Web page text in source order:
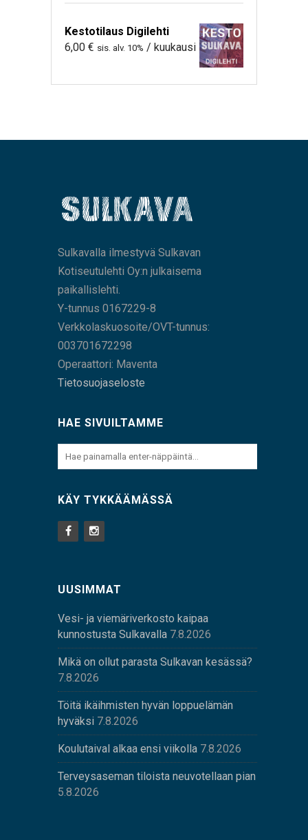
Kestotilaus Digilehti
6,00 € sis. alv. 10% / kuukausi
Sulkavalla ilmestyvä Sulkavan
Kotiseutulehti Oy:n julkaisema
paikallislehti.
Y-tunnus 0167229-8
Verkkolaskuosoite/OVT-tunnus:
003701672298
Operaattori: Maventa
Tietosuojaseloste
HAE SIVUILTAMME
KÄY TYKKÄÄMÄSSÄ
UUSIMMAT
Vesi- ja viemäriverkosto kaipaa
kunnostusta Sulkavalla 7.8.2026
Mikä on ollut parasta Sulkavan kesässä?
7.8.2026
Töitä ikäihmisten hyvän loppuelämän
hyväksi 7.8.2026
Koulutaival alkaa ensi viikolla 7.8.2026
Terveysaseman tiloista neuvotellaan pian
5.8.2026